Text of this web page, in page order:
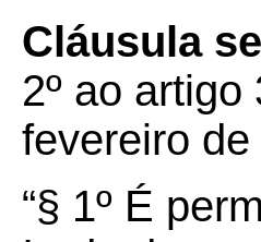
Cláusula
2º ao
fevereiro
“§ 1º É